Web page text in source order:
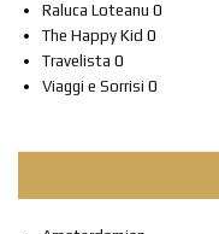
Raluca Loteanu 0
The Happy Kid 0
Travelista 0
Viaggi e Sorrisi 0